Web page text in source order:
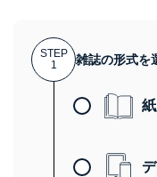
STEP
1
雑誌の形式を